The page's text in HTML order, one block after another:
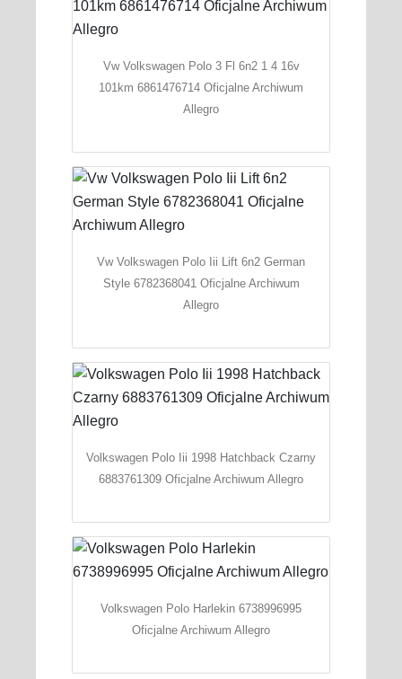
Vw Volkswagen Polo 3 Fl 6n2 1 4 16v
101km 6861476714 Oficjalne Archiwum
Allegro
Vw Volkswagen Polo Iii Lift 6n2 German
Style 6782368041 Oficjalne Archiwum
Allegro
Volkswagen Polo Iii 1998 Hatchback Czarny
6883761309 Oficjalne Archiwum Allegro
Volkswagen Polo Harlekin 6738996995
Oficjalne Archiwum Allegro